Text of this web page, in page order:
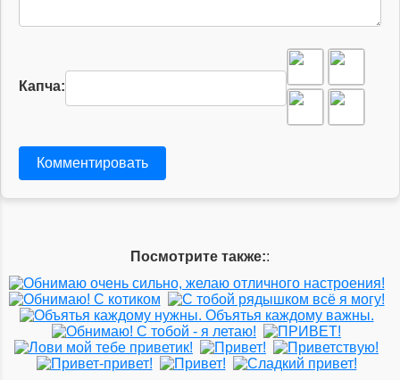
Капча:
Комментировать
Посмотрите также::